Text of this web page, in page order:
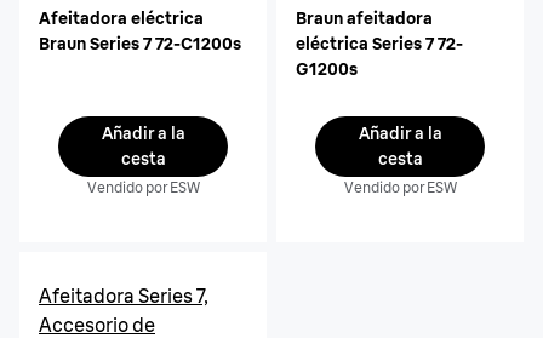
Afeitadora eléctrica
Braun Series 7 72-C1200s
Añadir a la
cesta
Vendido por ESW
Braun afeitadora
eléctrica Series 7 72-
G1200s
Añadir a la
cesta
Vendido por ESW
Afeitadora Series 7,
Accesorio de